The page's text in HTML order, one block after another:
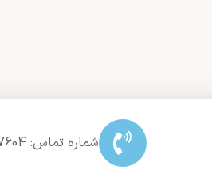
شماره تماس: 09376147604